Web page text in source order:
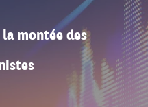
montée des